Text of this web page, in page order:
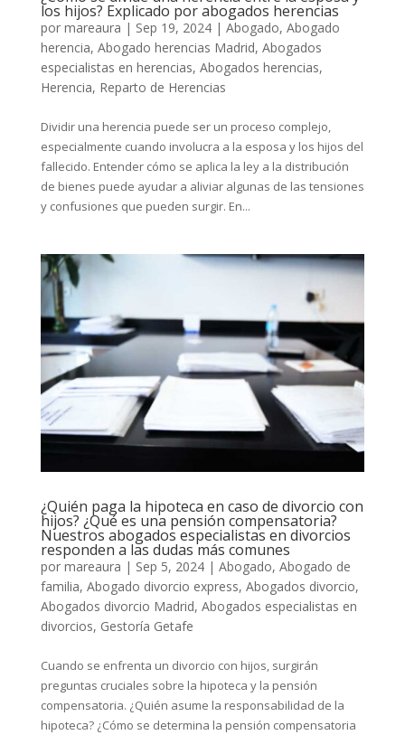
los hijos? Explicado por abogados herencias
por mareaura | Sep 19, 2024| Abogado, Abogado
herencia, Abogado herencias Madrid, Abogados
especialistas en herencias, Abogados herencias,
Herencia, Reparto de Herencias
Dividir una herencia puede ser un proceso complejo,
especialmente cuando involucra a la esposa y los hijos del
fallecido. Entender cómo se aplica la ley a la distribución
de bienes puede ayudar a aliviar algunas de las tensiones
y confusiones que pueden surgir. En...
¿Quién paga la hipoteca en caso de divorcio con
hijos? ¿Qué es una pensión compensatoria?
Nuestros abogados especialistas en divorcios
responden a las dudas más comunes
por mareaura | Sep 5, 2024| Abogado, Abogado de
familia, Abogado divorcio express, Abogados divorcio,
Abogados divorcio Madrid, Abogados especialistas en
divorcios, Gestoría Getafe
Cuando se enfrenta un divorcio con hijos, surgirán
preguntas cruciales sobre la hipoteca y la pensión
compensatoria. ¿Quién asume la responsabilidad de la
hipoteca? ¿Cómo se determina la pensión compensatoria